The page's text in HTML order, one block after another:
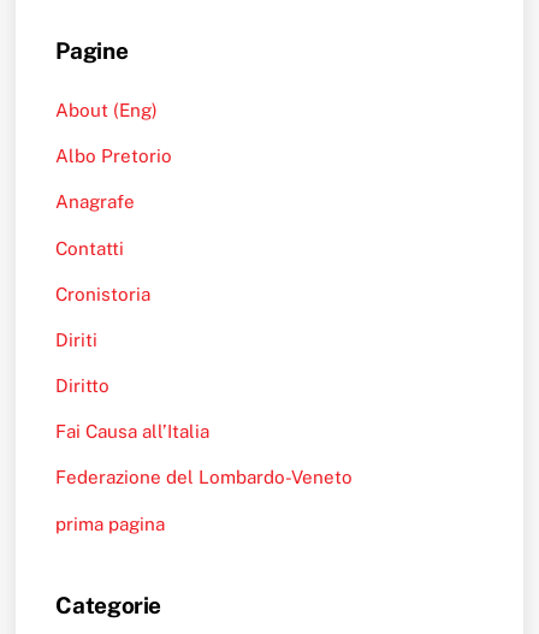
Pagine
About (Eng)
Albo Pretorio
Anagrafe
Contatti
Cronistoria
Diriti
Diritto
Fai Causa all’Italia
Federazione del Lombardo-Veneto
prima pagina
Categorie